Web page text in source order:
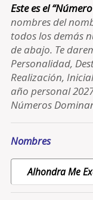
Este es el
nombres del
todos los demás
de abajo. Te
Personalidad,
Realización,
año personal
Números
Nombres